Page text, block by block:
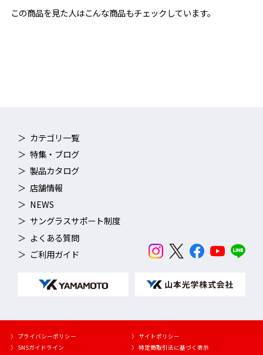
この商品を見た人はこんな商品もチェックしています。
カテゴリ一覧
特集・ブログ
製品カタログ
店舗情報
NEWS
サングラスサポート制度
よくある質問
ご利用ガイド
〉 プライバシーポリシー
〉 サイトポリシー
〉 SNSガイドライン
〉 特定商取引法に基づく表示